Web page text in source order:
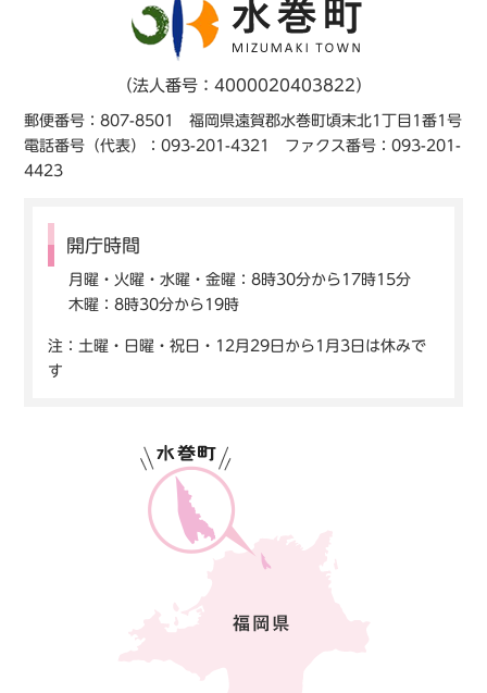
（法人番号：4000020403822）
郵便番号：807-8501 福岡県遠賀郡水巻町頃末北1丁目1番1号
電話番号（代表）：093-201-4321 ファクス番号：093-201-
4423
開庁時間
月曜・火曜・水曜・金曜：8時30分から17時15分
木曜：8時30分から19時
注：土曜・日曜・祝日・12月29日から1月3日は休みで
す